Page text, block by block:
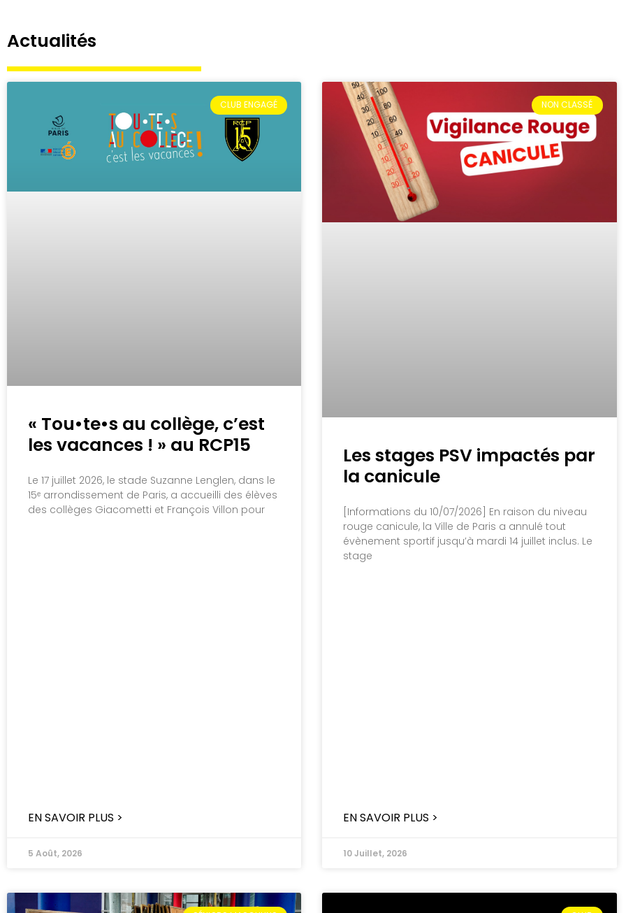
Actualités
CLUB ENGAGÉ
« Tou•te•s au collège, c’est
les vacances ! » au RCP15
Le 17 juillet 2026, le stade Suzanne Lenglen, dans le
15ᵉ arrondissement de Paris, a accueilli des élèves
des collèges Giacometti et François Villon pour
EN SAVOIR PLUS >
5 Août, 2026
NON CLASSÉ
Les stages PSV impactés par
la canicule
[Informations du 10/07/2026] En raison du niveau
rouge canicule, la Ville de Paris a annulé tout
évènement sportif jusqu’à mardi 14 juillet inclus. Le
stage
EN SAVOIR PLUS >
10 Juillet, 2026